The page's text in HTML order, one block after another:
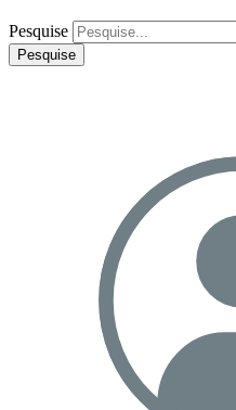
Pesquise
Pesquise